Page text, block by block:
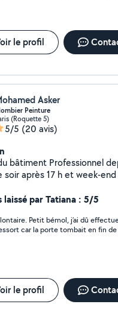
Urgences & dépannages
pour les interventions
avec réactivité et
le profil
Asker
Peinture
(Roquette 5)
5/5 (20 avis)
Professionnel depuis 2011
soir après 17 h et week-
laissé par Tatiana : 5/5
Petit bémol, j’ai dû
car la porte tombait en fin
le profil